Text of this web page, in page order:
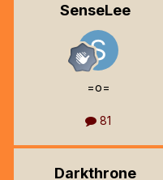
SenseLee
=o=
81
Darkthrone